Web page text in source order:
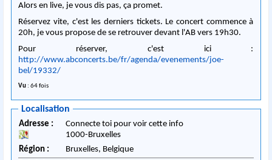
Alors en live, je vous dis pas, ça promet.
Réservez vite, c'est les derniers tickets. Le concert commence à
20h, je vous propose de se retrouver devant l'AB vers 19h30.
Pour réserver, c'est ici :
http://www.abconcerts.be/fr/agenda/evenements/joe-
bel/19332/
Vu : 64 fois
Localisation
Adresse :
Connecte toi pour voir cette info
1000-Bruxelles
Région :
Bruxelles, Belgique